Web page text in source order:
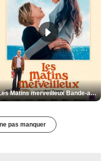
Les Matins merveilleux Bande-annonce VF
pas manquer